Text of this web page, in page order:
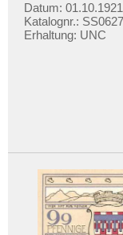
Datum: 01.10.1921
Katalognr.:
Erhaltung: UNC